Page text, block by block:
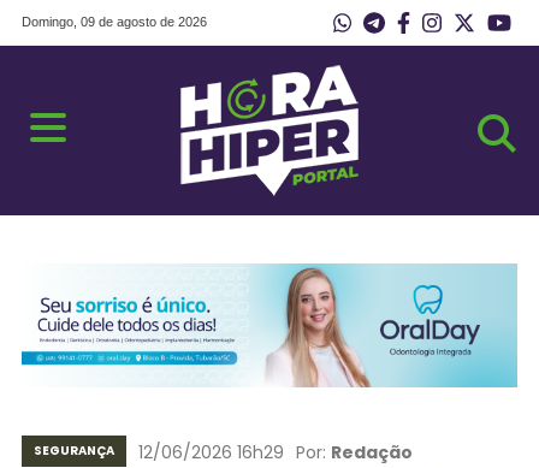
Domingo, 09 de agosto de 2026
SEGURANÇA 12/06/2026 16h29 Por: Redação